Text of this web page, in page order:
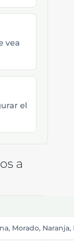
vea
el
a
Morado,